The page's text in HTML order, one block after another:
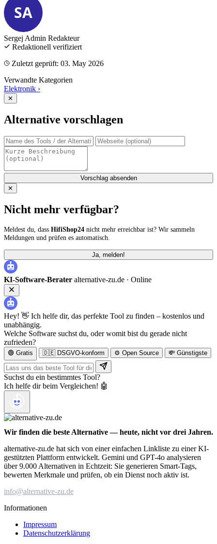
SA
Sergej Admin Redakteur
Redaktionell verifiziert
Zuletzt geprüft: 03. May 2026
Verwandte Kategorien
Elektronik ›
✕
Alternative vorschlagen
Vorschlag absenden
✕
Nicht mehr verfügbar?
Meldest du, dass HifiShop24 nicht mehr erreichbar ist? Wir sammeln
Meldungen und prüfen es automatisch.
Ja, melden!
KI-Software-Berater alternative-zu.de · Online
Hey! 👋 Ich helfe dir, das perfekte Tool zu finden – kostenlos und
unabhängig.
Welche Software suchst du, oder womit bist du gerade nicht
zufrieden?
🟢 Gratis 🇩🇪 DSGVO-konform ⚙️ Open Source 💸 Günstigste
Suchst du ein bestimmtes Tool?
Ich helfe dir beim Vergleichen! 🤖
Wir finden die beste Alternative — heute, nicht vor drei Jahren.
alternative-zu.de hat sich von einer einfachen Linkliste zu einer KI-
gestützten Plattform entwickelt. Gemini und GPT-4o analysieren
über 9.000 Alternativen in Echtzeit: Sie generieren Smart-Tags,
bewerten Merkmale und prüfen, ob ein Dienst noch aktiv ist.
info@alternative-zu.de
Informationen
Impressum
Datenschutzerklärung